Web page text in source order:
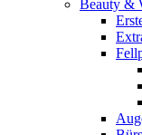
Beauty &